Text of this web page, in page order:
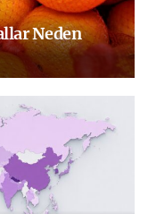
Neden